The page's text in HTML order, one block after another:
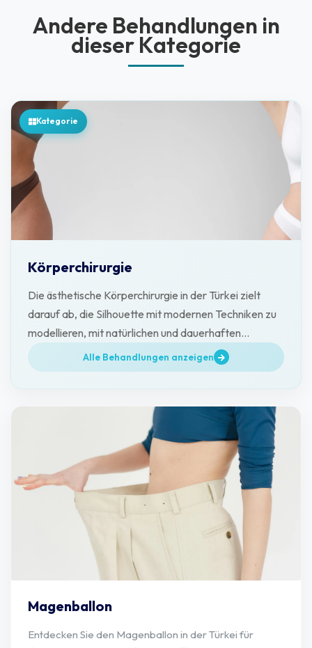
Andere Behandlungen in
dieser Kategorie
Kategorie
Körperchirurgie
Die ästhetische Körperchirurgie in der Türkei zielt
darauf ab, die Silhouette mit modernen Techniken zu
modellieren, mit natürlichen und dauerhaften
Ergebnissen.Alle Behandlungen anzeigen
Magenballon
Entdecken Sie den Magenballon in der Türkei für